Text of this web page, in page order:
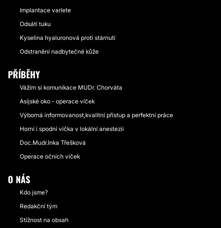
Implantace varlete
Odsátí tuku
Kyselina hyaluronová proti stárnutí
Odstranění nadbytečné kůže
PŘÍBĚHY
Vážím si komunikace MUDr. Chorváta
Asijské oko - operace víček
Výborná informovanost,kvalitní přístup a perfektní práce
Horní i spodní víčka v lokální anestezii
Doc.Mudr.Inka Třešková
Operace očních víček
O NÁS
Kdo jsme?
Redakční tým
Stížnost na obsah